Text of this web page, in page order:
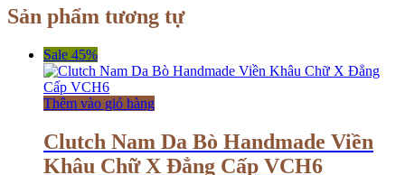
Sản phẩm tương tự
Sale 45%
Thêm vào giỏ hàng
Clutch Nam Da Bò Handmade Viền
Khâu Chữ X Đẳng Cấp VCH6